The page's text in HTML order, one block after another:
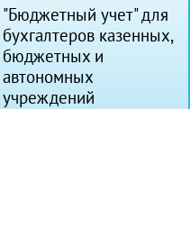
"Бюджетный учет" для
бухгалтеров казенных,
бюджетных и
автономных
учреждений